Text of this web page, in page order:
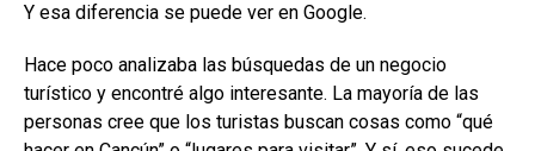
Y esa diferencia se puede ver en Google.
Hace poco analizaba las búsquedas de un negocio
turístico y encontré algo interesante. La mayoría de las
personas cree que los turistas buscan cosas como “qué